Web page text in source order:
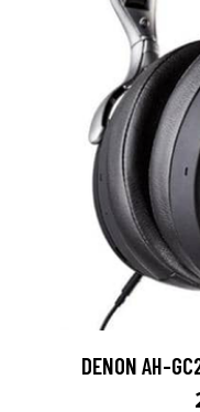
DENON AH-